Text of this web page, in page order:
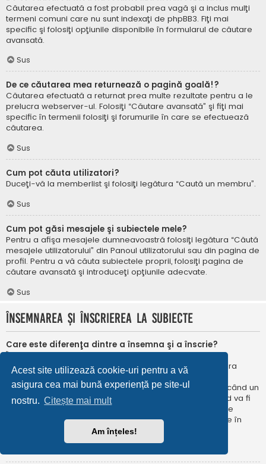
Acest site utilizează cookie-uri pentru a vă
asigura cea mai bună experiență pe site-ul
nostru. Citește mai mult
Am înțeles!
Căutarea efectuată a fost probabil prea vagă şi a inclus mulţi
termeni comuni care nu sunt indexaţi de phpBB3. Fiţi mai
specific şi folosiţi opţiunile disponibile în formularul de căutare
avansată.
Sus
De ce căutarea mea returnează o pagină goală!?
Căutarea efectuată a returnat prea multe rezultate pentru a le
prelucra webserver-ul. Folosiţi “Căutare avansată” şi fiţi mai
specific în termenii folosiţi şi forumurile în care se efectuează
căutarea.
Sus
Cum pot căuta utilizatori?
Duceţi-vă la memberlist şi folosiţi legătura “Caută un membru”.
Sus
Cum pot găsi mesajele şi subiectele mele?
Pentru a afişa mesajele dumneavoastră folosiţi legătura “Căută
mesajele utilizatorului” din Panoul utilizatorului sau din pagina de
profil. Pentru a vă căuta subiectele proprii, folosiţi pagina de
căutare avansată şi introduceţi opţiunile adecvate.
Sus
Însemnarea şi înscrierea la subiecte
Care este diferenţa dintre a însemna şi a înscrie?
În phpBB 3.0 însemnarea era foarte asemănătoare cu
însemnarea în browser-ul web. Nu eraţi notificat când era
publicat un răspuns. În phpBB 3.1, însemnarea este
asemănătoarea înscrierii la un subiect. Puteți fi notificat când un
subiect este actualizat. Înscriindu-vă, veţi fi notificat când va fi
publicat un răspuns în subiectul sau în forum. Opțiunile de
notificare pentru însemnare și înscriere pot fi configurate în
Panoul utilizatorului, sub “Preferințe forum”.